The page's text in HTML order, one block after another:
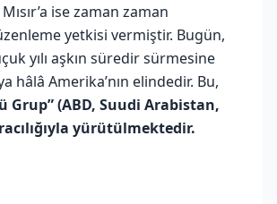
ise zaman zaman
yetkisi vermiştir. Bugün,
yılı aşkın süredir sürmesine
hâlâ Amerika’nın elindedir. Bu,
Grup” (ABD, Suudi Arabistan,
yürütülmektedir.